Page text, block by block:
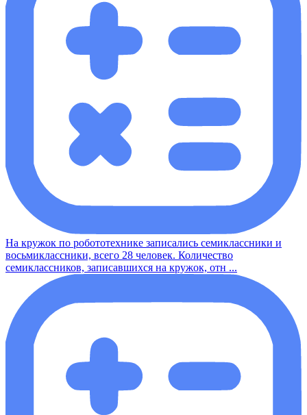
На кружок по робототехнике записались семиклассники и
восьмиклассники, всего 28 человек. Количество
семиклассников, записавшихся на кружок, отн ...